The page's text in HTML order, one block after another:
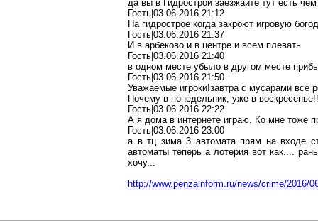
да вы в Гидрострой заезжайте тут есть
Гость|03.06.2016 21:12
На гидрострое когда закроют игровую
Гость|03.06.2016 21:37
И в арбеково и в центре и всем плевать
Гость|03.06.2016 21:40
в одном месте убыло в другом месте
Гость|03.06.2016 21:50
Уважаемые игроки!завтрас мусарами все
Почему в понедельник, уже в
Гость|03.06.2016 22:22
А я дома в интернете играю. Ко мне тоже
Гость|03.06.2016 23:00
а втцзима 3 автомата прям на входе
автоматы теперь а лотериявот как....
хочу...
http://www.penzainform.ru/news/crime/2016/